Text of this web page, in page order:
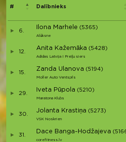
# Dalībnieks
6.
Ilona Marhele (5365)
Alūksne
12.
Anita Kažemāka (5428)
Adidas Latvija I Preiļu siers
15.
Zanda Ulanova (5194)
Moller Auto Ventspils
29.
Iveta Pūpola (5210)
Maratona Klubs
30.
Jolanta Krastiņa (5273)
VSK Noskrien
31.
Dace Banga-Hodžajeva
corefitness.lv